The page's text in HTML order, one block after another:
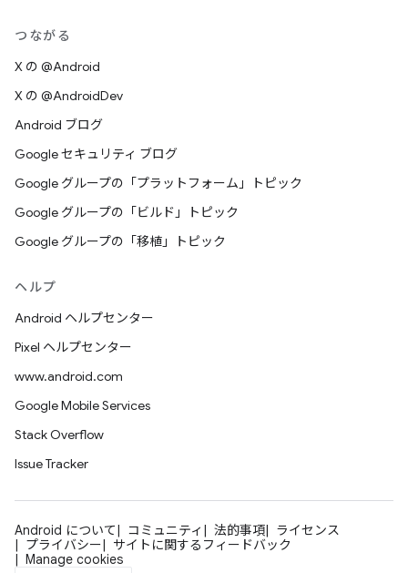
つながる
X の @Android
X の @AndroidDev
Android ブログ
Google セキュリティ ブログ
Google グループの「プラットフォーム」トピック
Google グループの「ビルド」トピック
Google グループの「移植」トピック
ヘルプ
Android ヘルプセンター
Pixel ヘルプセンター
www.android.com
Google Mobile Services
Stack Overflow
Issue Tracker
Android について コミュニティ 法的事項
ライセンス
プライバシー
サイトに関するフィードバック
Manage cookies